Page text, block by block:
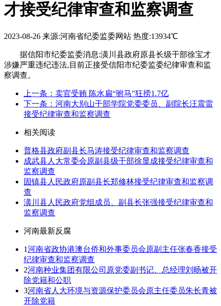
才接受纪律审查和监察调查
2023-08-26 来源:河南省纪委监委网站 热度:13934℃
据信阳市纪委监委消息:潢川县政府原县长级干部徐宝才
涉嫌严重违纪违法,目前正接受信阳市纪委监委纪律审查和监
察调查。
上一条：卖官受贿 陈水扁“驸马”狂捞1.7亿
下一条：河南大别山干部学院党委委员、副院长汪震雷
接受纪律审查和监察调查
相关阅读
普格县政府副县长马涛接受纪律审查和监察调查
成武县人大常委会原副县级干部徐显成接受纪律审查和
监察调查
固镇县人民政府原副县长郑修林接受纪律审查和监察调
查
潢川县人民政府党组成员、副县长张强接受纪律审查和
监察调查
河南最新反腐
1河南省政协港澳台侨和外事委员会原副主任张春香接受
纪律审查和监察调查
2河南种业集团有限公司原党委副书记、总经理刘旸被开
除党籍和公职
3河南省人大环境与资源保护委员会原主任委员朱长青被
开除党籍